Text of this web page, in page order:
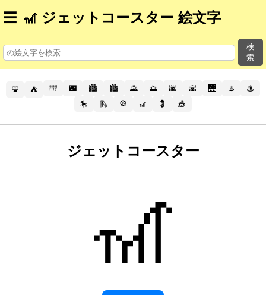
☰ 🎢 ジェットコースター 絵文字
検
索
⛲ ⛺ 🌁 🌃 🏙️ 🏙 🌄 🌅 🌆 🌇 🌉 ♨️
♨
🎠
🛝 🎡 🎢 💈 🎪
ジェットコースター
🎢